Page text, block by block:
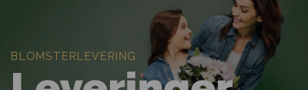
BLOMSTERLEVERING